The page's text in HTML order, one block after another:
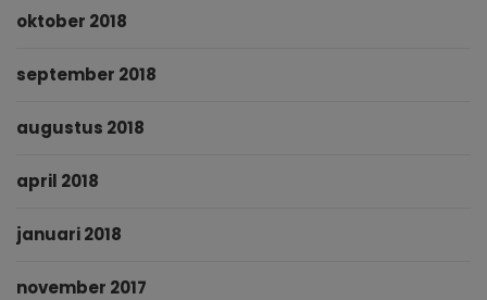
oktober 2018
september 2018
augustus 2018
april 2018
januari 2018
november 2017